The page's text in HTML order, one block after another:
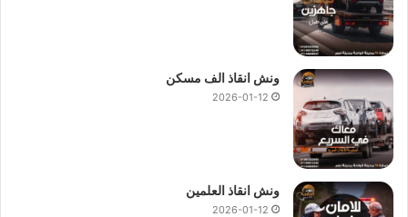
ونش انقاذ الف مسكن
2026-01-12
ونش انقاذ العلمين
2026-01-12